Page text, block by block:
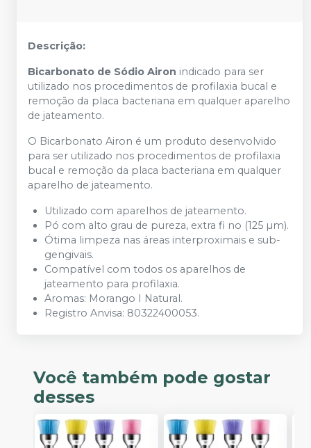
Descrição:
Bicarbonato de Sódio Airon indicado para ser
utilizado nos procedimentos de profilaxia bucal e
remoção da placa bacteriana em qualquer aparelho
de jateamento.
O Bicarbonato Airon é um produto desenvolvido
para ser utilizado nos procedimentos de profilaxia
bucal e remoção da placa bacteriana em qualquer
aparelho de jateamento.
Utilizado com aparelhos de jateamento.
Pó com alto grau de pureza, extra fi no (125 µm).
Ótima limpeza nas áreas interproximais e sub-
gengivais.
Compatível com todos os aparelhos de
jateamento para profilaxia.
Aromas: Morango I Natural.
Registro Anvisa: 80322400053.
Você também pode gostar
desses